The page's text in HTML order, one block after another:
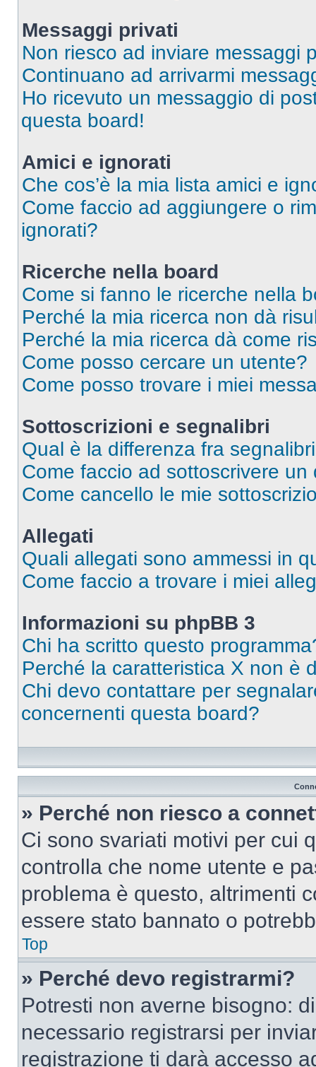
Messaggi privati
Non riesco ad inviare messaggi
Continuano ad arrivarmi
Ho ricevuto un messaggio di
questa board!
Amici e ignorati
Che cos’è la mia lista amici e
Come faccio ad aggiungere o
ignorati?
Ricerche nella board
Come si fanno le ricerche nella
Perché la mia ricerca non dà
Perché la mia ricerca dà come
Come posso cercare un utente?
Come posso trovare i miei
Sottoscrizioni e segnalibri
Qual è la differenza fra
Come faccio ad sottoscrivere
Come cancello le mie
Allegati
Quali allegati sono ammessi in
Come faccio a trovare i miei
Informazioni su phpBB 3
Chi ha scritto questo
Perché la caratteristica X non è
Chi devo contattare per
concernenti questa board?
» Perché non riesco a
Ci sono svariati motivi per cui
controlla che nome utente e
problema è questo, altrimenti
essere stato bannato o
Top
» Perché devo registrarmi?
Potresti non averne bisogno:
necessario registrarsi per
registrazione ti darà accesso